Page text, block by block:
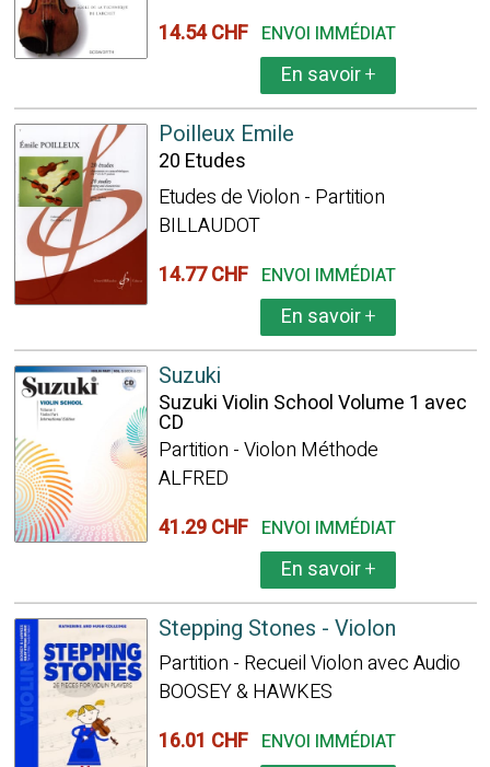
14.54 CHF ENVOI IMMÉDIAT
En savoir+
Poilleux Emile
20 Etudes
Etudes de Violon - Partition
BILLAUDOT
14.77 CHF ENVOI IMMÉDIAT
En savoir+
Suzuki
Suzuki Violin School Volume 1 avec
CD
Partition - Violon Méthode
ALFRED
41.29 CHF ENVOI IMMÉDIAT
En savoir+
Stepping Stones - Violon
Partition - Recueil Violon avec Audio
BOOSEY & HAWKES
16.01 CHF ENVOI IMMÉDIAT